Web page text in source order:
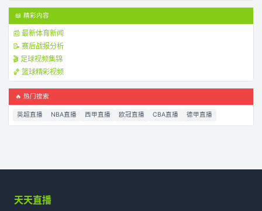
📖 精彩内容
📰 最新体育新闻
📝 赛后战报分析
🎬 足球视频集锦
🏀 篮球精彩视频
🔥 热门搜索
英超直播 NBA直播 西甲直播 欧冠直播 CBA直播 德甲直播
天天直播